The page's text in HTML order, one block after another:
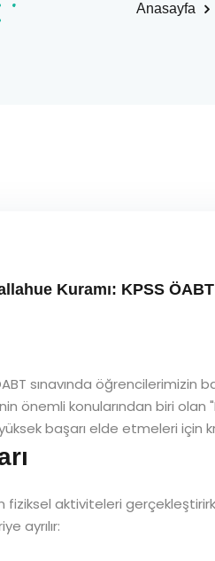
Anasayfa
Kuramı: KPSS
sınavında
önemli konularından biri olan
başarı elde etmeleri için
fiziksel aktiviteleri
ayrılır: